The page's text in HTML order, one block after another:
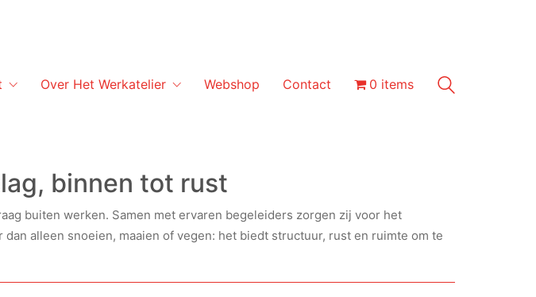
Over Het Werkatelier Webshop Contact 0 items
binnen tot rust
buiten werken. Samen met ervaren begeleiders zorgen zij voor het
alleen snoeien, maaien of vegen: het biedt structuur, rust en ruimte om te